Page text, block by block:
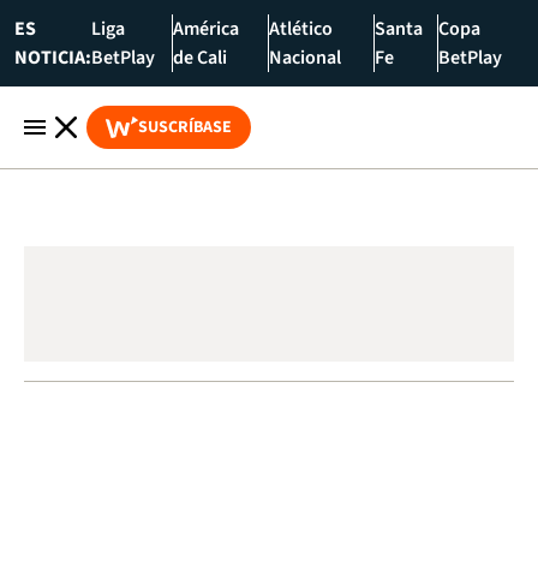
ES
NOTICIA:
Liga
BetPlay
América
de Cali
Atlético
Nacional
Santa
Fe
Copa
BetPlay
SUSCRÍBASE